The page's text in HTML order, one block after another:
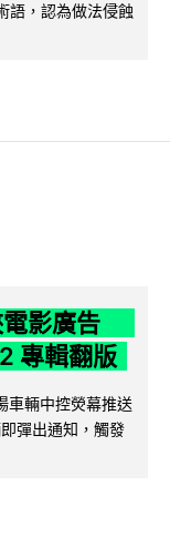
語，認為做法侵蝕
電影廣告
專輯翻版
車輛中控熒幕推送
彈出通知，觸發